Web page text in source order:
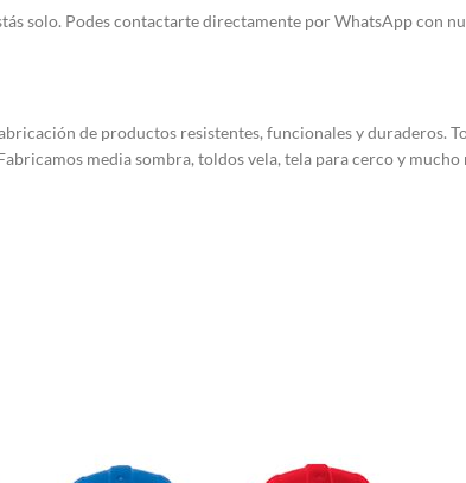
solo. Podes contactarte directamente por WhatsApp con
de productos resistentes, funcionales y duraderos.
media sombra, toldos vela, tela para cerco y